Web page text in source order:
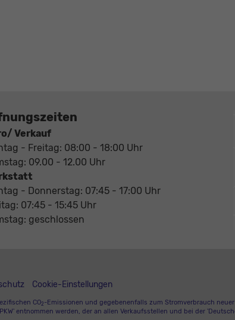
Verkauf
- Freitag: 08:00 - 18:00 Uhr
09.00 - 12.00 Uhr
- Donnerstag: 07:45 - 17:00 Uhr
07:45 - 15:45 Uhr
geschlossen
Cookie-Einstellungen
CO2 -Emissionen und gegebenenfalls zum Stromverbrauch
entnommen werden, der an allen Verkaufsstellen und bei der